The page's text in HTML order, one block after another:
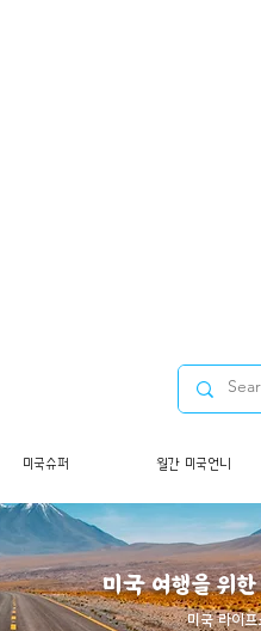
미국 여행을 위
미국 라이
미국슈퍼 월간 미국언니